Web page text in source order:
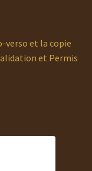
verso et la copie
et Permis